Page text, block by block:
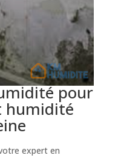
pour
humidité
expert en